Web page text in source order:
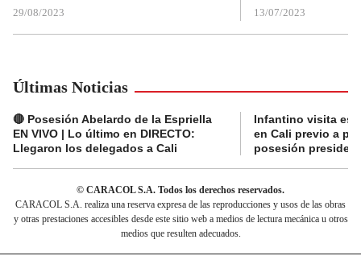
29/08/2023 13/07/2023
Últimas Noticias
🔴 Posesión Abelardo de la Espriella
EN VIVO | Lo último en DIRECTO:
Llegaron los delegados a Cali
Infantino visita
en Cali previo a
posesión
© CARACOL S.A. Todos los derechos reservados.
CARACOL S.A. realiza una reserva expresa de las reproducciones y usos de las obras
y otras prestaciones accesibles desde este sitio web a medios de lectura mecánica u otros
medios que resulten adecuados.